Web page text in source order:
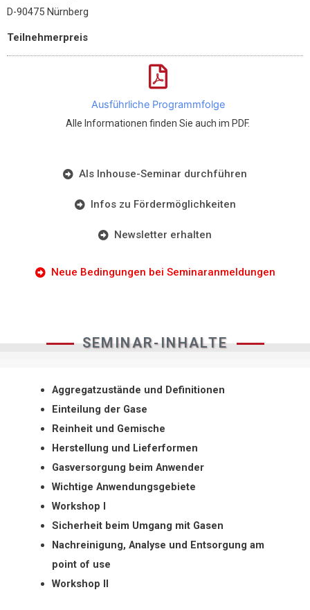
D-90475 Nürnberg
Teilnehmerpreis
Ausführliche Programmfolge
Alle Informationen finden Sie auch im PDF.
Als Inhouse-Seminar durchführen
Infos zu Fördermöglichkeiten
Newsletter erhalten
Neue Bedingungen bei Seminaranmeldungen
SEMINAR-INHALTE
Aggregatzustände und Definitionen
Einteilung der Gase
Reinheit und Gemische
Herstellung und Lieferformen
Gasversorgung beim Anwender
Wichtige Anwendungsgebiete
Workshop I
Sicherheit beim Umgang mit Gasen
Nachreinigung, Analyse und Entsorgung am
point of use
Workshop II